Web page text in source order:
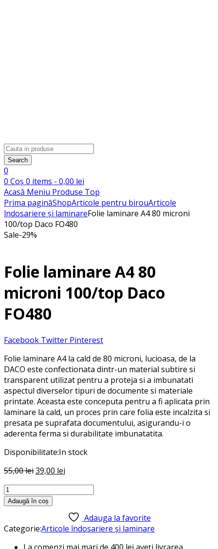
Products
search
Search
0
0 Coș 0 items - 0,00 lei
Acasă Meniu Produse Top
Prima paginăShopArticole pentru birouArticole
îndosariere și laminareFolie laminare A4 80 microni
100/top Daco FO480
Sale-29%
Folie laminare A4 80
microni 100/top Daco
FO480
Facebook Twitter Pinterest
Folie laminare A4 la cald de 80 microni, lucioasa, de la
DACO este confectionata dintr-un material subtire si
transparent utilizat pentru a proteja si a imbunatati
aspectul diverselor tipuri de documente si materiale
printate. Aceasta este conceputa pentru a fi aplicata prin
laminare la cald, un proces prin care folia este incalzita si
presata pe suprafata documentului, asigurandu-i o
aderenta ferma si durabilitate imbunatatita.
Disponibilitate:In stock
55,00leiPrețul
fost:
39,00 lei
Cantitate
Folie
80
microni
Adaugă în coș
Adauga la favorite
Categorie:Articole îndosariere și laminare